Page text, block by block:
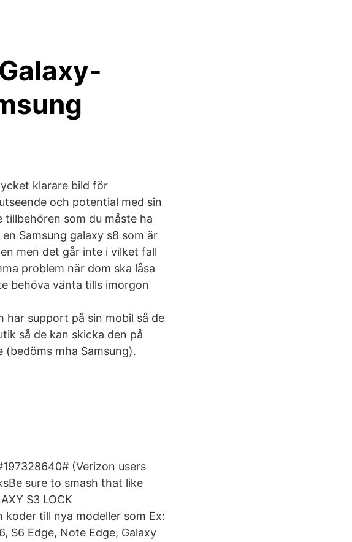
klarare bild för
och potential med sin
som du måste ha
Samsung galaxy s8 som är
men det går inte i vilket fall
problem när dom ska låsa
behöva vänta tills imorgon
support på sin mobil så de
så de kan skicka den på
mha Samsung).
(Verizon users
sure to smash that like
S3 LOCK
till nya modeller som Ex:
S6 Edge, Note Edge, Galaxy